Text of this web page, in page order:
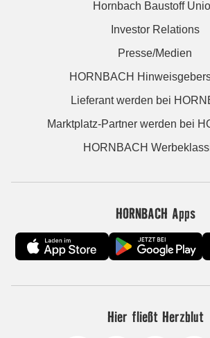
Hornbach Baustoff
Investor Relations
Presse/Medien
HORNBACH
Lieferant werden bei
Marktplatz-Partner werden bei
HORNBACH
HORNBACH Apps
Hier fließt Herzblut